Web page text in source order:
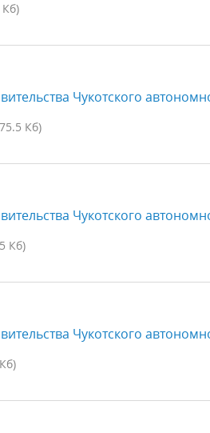
Кб)
Чукотского
Кб)
Чукотского
Кб)
Чукотского